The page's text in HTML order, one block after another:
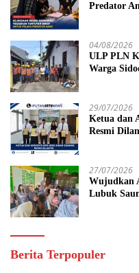
Predator
04/08/2026
ULP PLN
Warga
29/07/2026
Ketua dan
Resmi
27/07/2026
Wujudkan
Lubuk
Berita Terpopuler